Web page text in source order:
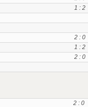
1 : 2
2 : 0
1 : 2
2 : 0
2 : 0